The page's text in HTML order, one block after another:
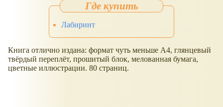
Лабиринт
Книга отлично издана: формат чуть меньше А4, глянцевый
твёрдый переплёт, прошитый блок, мелованная бумага,
цветные иллюстрации. 80 страниц.